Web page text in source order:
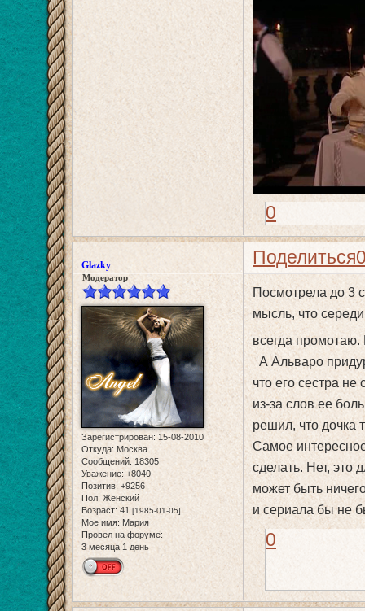
0
Поделиться
Glazky
Модератор
Зарегистрирован: 15-08-2010
Откуда: Москва
Сообщений: 18305
Уважение: +8040
Позитив: +9256
Пол: Женский
Возраст: 41 [1985-01-05]
Мое имя: Мария
Провел на форуме:
3 месяца 1 день
Посмотрела до 3
мысль, что
всегда
А Альваро
что его сестра
из-за слов ее
решил, что дочка
Самое
сделать. Нет, это
может быть
и сериала бы не
0